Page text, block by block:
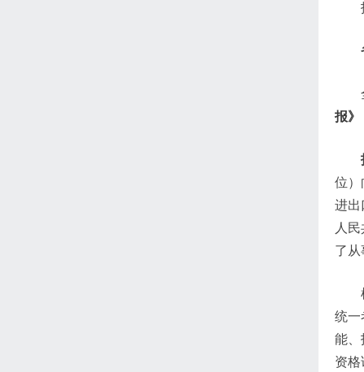
报》
位）
进出
人
了
统一
能、
资格